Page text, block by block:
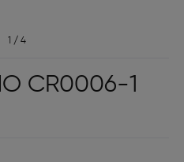
1 / 4
CR0006-1